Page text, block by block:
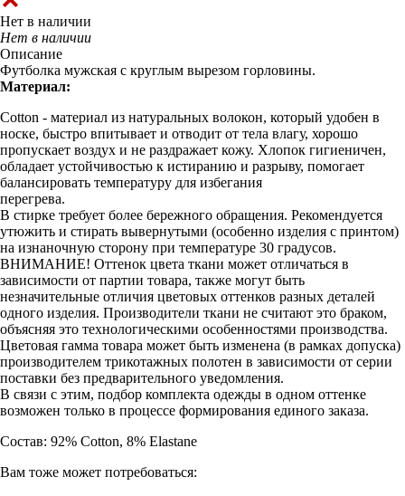
Нет в наличии
Нет в наличии
Описание
Футболка мужская с круглым вырезом горловины.
Материал:
Cotton - материал из натуральных волокон, который удобен в
носке, быстро впитывает и отводит от тела влагу, хорошо
пропускает воздух и не раздражает кожу. Хлопок гигиеничен,
обладает устойчивостью к истиранию и разрыву, помогает
балансировать температуру для избегания
перегрева.
В стирке требует более бережного обращения. Рекомендуется
утюжить и стирать вывернутыми (особенно изделия с принтом)
на изнаночную сторону при температуре 30 градусов.
ВНИМАНИЕ! Оттенок цвета ткани может отличаться в
зависимости от партии товара, также могут быть
незначительные отличия цветовых оттенков разных деталей
одного изделия. Производители ткани не считают это браком,
объясняя это технологическими особенностями производства.
Цветовая гамма товара может быть изменена (в рамках допуска)
производителем трикотажных полотен в зависимости от серии
поставки без предварительного уведомления.
В связи с этим, подбор комплекта одежды в одном оттенке
возможен только в процессе формирования единого заказа.
Состав: 92% Cotton, 8% Elastane
Вам тоже может потребоваться: